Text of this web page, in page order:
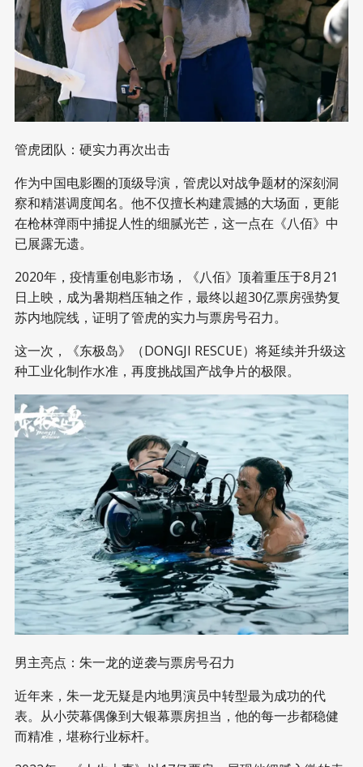
管虎团队：硬实力再次出击
作为中国电影圈的顶级导演，管虎以对战争题材的深刻洞
察和精湛调度闻名。他不仅擅长构建震撼的大场面，更能
在枪林弹雨中捕捉人性的细腻光芒，这一点在《八佰》中
已展露无遗。
2020年，疫情重创电影市场，《八佰》顶着重压于8月21
日上映，成为暑期档压轴之作，最终以超30亿票房强势复
苏内地院线，证明了管虎的实力与票房号召力。
这一次，《东极岛》（DONGJI RESCUE）将延续并升级这
种工业化制作水准，再度挑战国产战争片的极限。
男主亮点：朱一龙的逆袭与票房号召力
近年来，朱一龙无疑是内地男演员中转型最为成功的代
表。从小荧幕偶像到大银幕票房担当，他的每一步都稳健
而精准，堪称行业标杆。